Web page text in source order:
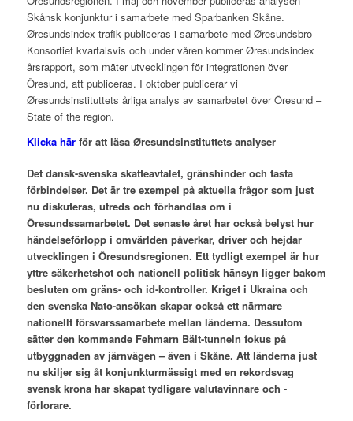
Skånsk konjunktur i samarbete med Sparbanken Skåne.
Øresundsindex trafik publiceras i samarbete med Øresundsbro
Konsortiet kvartalsvis och under våren kommer Øresundsindex
årsrapport, som mäter utvecklingen för integrationen över
Öresund, att publiceras. I oktober publicerar vi
Øresundsinstituttets årliga analys av samarbetet över Öresund –
State of the region.
Klicka härför att läsa Øresundsinstituttets analyser
Det dansk-svenska skatteavtalet, gränshinder och fasta
förbindelser. Det är tre exempel på aktuella frågor som just
nu diskuteras, utreds och förhandlas om i
Öresundssamarbetet. Det senaste året har också belyst hur
händelseförlopp i omvärlden påverkar, driver och hejdar
utvecklingen i Öresundsregionen. Ett tydligt exempel är hur
yttre säkerhetshot och nationell politisk hänsyn ligger bakom
besluten om gräns- och id-kontroller. Kriget i Ukraina och
den svenska Nato-ansökan skapar också ett närmare
nationellt försvarssamarbete mellan länderna. Dessutom
sätter den kommande ­Fehmarn­ Bält-tunneln ­fokus på
utbyggnaden av järnvägen – även i Skåne. Att länderna just
nu skiljer sig åt konjunkturmässigt med en rekordsvag
svensk krona har ­skapat tydligare valutavinnare och -
förlorare.